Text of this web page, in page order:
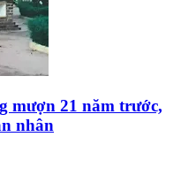
mượn 21 năm trước,
nhân